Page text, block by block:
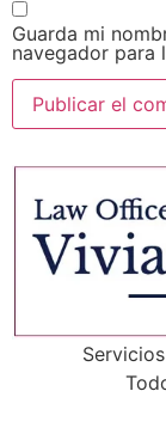
Guarda mi
navegador para